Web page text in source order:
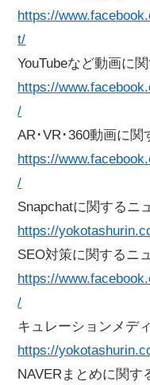
https://
t/
YouTubeなど動画に
https://
/
AR･VR･360動画に関
https://
/
Snapchatに関するニ
https://
SEO対策に関するニ
https://
/
キュレーションメデ
https://
NAVERまとめに関す